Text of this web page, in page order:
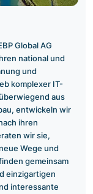
Global AG
national und
und
komplexer IT-
aus
entwickeln wir
ihren
wir sie,
Wege und
gemeinsam
einzigartigen
interessante